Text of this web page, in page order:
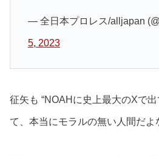
— 全日本プロレス/alljapan
5, 2023
征矢も “NOAHに史上最大のXで
て、本当にモラルの無い人間だよ